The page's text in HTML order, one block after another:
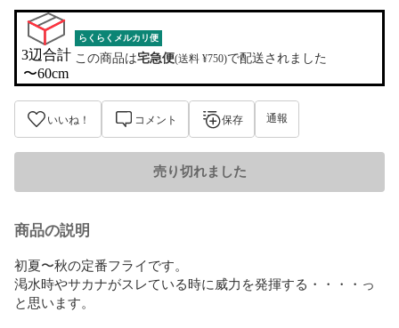
3辺合計
〜60cm
らくらくメルカリ便
この商品は宅急便(送料 ¥750)で配送されました
いいね！ コメント 保存 通報
売り切れました
商品の説明
初夏〜秋の定番フライです。
渇水時やサカナがスレている時に威力を発揮する・・・・っ
と思います。